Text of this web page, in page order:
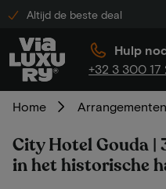
Altijd de beste deal
Hulp
+32 3 300 17
Home Arrangementen
City Hotel Gouda |
in het historische